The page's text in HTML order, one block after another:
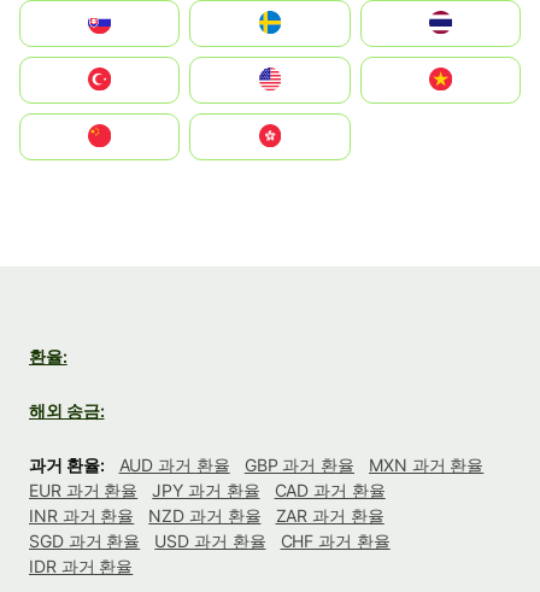
United States
中國香港特別行政區
환율:
해외 송금:
과거 환율: AUD 과거 환율 GBP 과거 환율
MXN 과거 환율
EUR 과거 환율
JPY 과거 환율
CAD 과거 환율
INR 과거 환율
NZD 과거 환율
ZAR 과거 환율
SGD 과거 환율
USD 과거 환율
CHF 과거 환율
IDR 과거 환율